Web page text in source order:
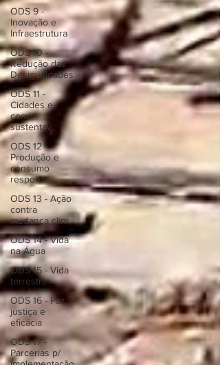
ODS 9 -
Inovação e
Infraestrutura
ODS 10 -
Redução das
Desigualdades
ODS 11 -
Cidades e
com.
sustentav.
ODS 12 -
Produção e
consumo
respons
ODS 13 - Ação
contra
mudança clim.
ODS 14 - Vida
na Água
ODS 15 - Vida
terrestre
ODS 16 - Paz,
justiça e
eficácia
ODS 17 -
Parcerias p/